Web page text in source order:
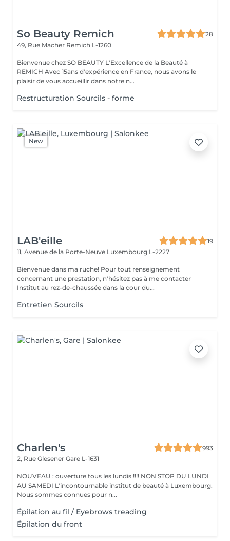
So Beauty Remich
28
49, Rue Macher Remich L-1260
Bienvenue chez SO BEAUTY L'Excellence de la Beauté à
REMICH Avec 15ans d'expérience en France, nous avons le
plaisir de vous accueillir dans notre n...
Restructuration Sourcils - forme
New
LAB'eille
19
11, Avenue de la Porte-Neuve Luxembourg L-2227
Bienvenue dans ma ruche! Pour tout renseignement
concernant une prestation, n'hésitez pas à me contacter
Institut au rez-de-chaussée dans la cour du...
Entretien Sourcils
Charlen's
993
2, Rue Glesener Gare L-1631
NOUVEAU : ouverture tous les lundis !!!! NON STOP DU LUNDI
AU SAMEDI L'incontournable institut de beauté à Luxembourg.
Nous sommes connues pour n...
Épilation au fil / Eyebrows treading
Épilation du front